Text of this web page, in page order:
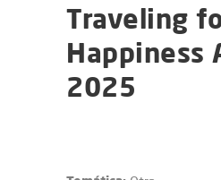
Traveling
Happiness
2025